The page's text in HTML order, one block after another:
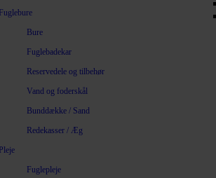
Fuglebure
Bure
Fuglebadekar
Reservedele og tilbehør
Vand og foderskål
Bunddække / Sand
Redekasser / Æg
Pleje
Fuglepleje